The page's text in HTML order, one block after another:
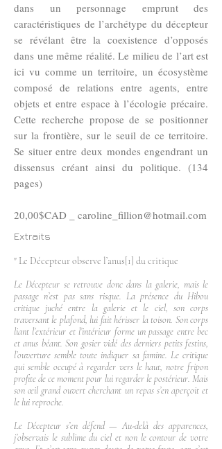
dans un personnage emprunt des
caractéristiques de l’archétype du décepteur
se révélant être la coexistence d’opposés
dans une même réalité. Le milieu de l’art est
ici vu comme un territoire, un écosystème
composé de relations entre agents, entre
objets et entre espace à l’écologie précaire.
Cette recherche propose de se positionner
sur la frontière, sur le seuil de ce territoire.
Se situer entre deux mondes engendrant un
dissensus créant ainsi du politique. (134
pages)
20,00$CAD _ caroline_fillion@hotmail.com
Extraits
" Le Décepteur observe l’anus[1] du critique
Le Décepteur se retrouve donc dans la galerie, mais le
passage n’est pas sans risque. La présence du Hibou
critique juché entre la galerie et le ciel, son corps
traversant le plafond, lui fait hérisser la toison. Son corps
liant l’extérieur et l’intérieur forme un passage entre bec
et anus béant. Son gosier vidé des derniers petits festins,
l’ouverture semble toute indiquer sa famine. Le critique
qui semble occupé à regarder vers le haut, notre fripon
profite de ce moment pour lui regarder le postérieur. Mais
son œil grand ouvert cherchant un repas s’en aperçoit et
le lui reproche.
Le Décepteur s’en défend — Au-delà des apparences,
j’observais le sublime du ciel et non le contour de votre